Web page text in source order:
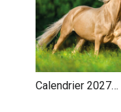
Calendrier 2027